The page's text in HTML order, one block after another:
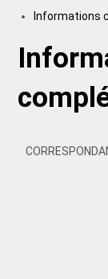
Informations